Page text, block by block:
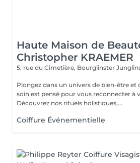
Haute Maison de
Christopher KRAEMER
5, rue du Cimetière, Bourglinster
Plongez dans un univers de bien-être et
soin est pensé pour vous reconnecter à
Découvrez nos rituels holistiques,...
Coiffure Événementielle